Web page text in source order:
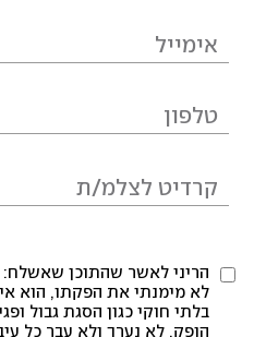
הריני לאשר שהתוכן שאשלח:
לא מימנתי את הפקתו, הוא
בלתי חוקי כגון הסגת גבול
הופק, לא נערך ולא עבר כל